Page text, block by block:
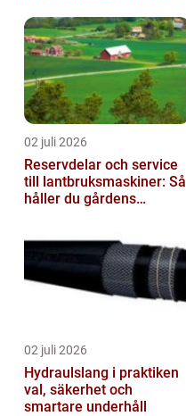
02 juli 2026
Reservdelar och service
till lantbruksmaskiner: Så
håller du gårdens
02 juli 2026
Hydraulslang i praktiken
val, säkerhet och
smartare underhåll